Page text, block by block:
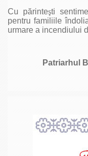
Cu părinteşti
pentru familiile
urmare a incendiului
Patriarhul